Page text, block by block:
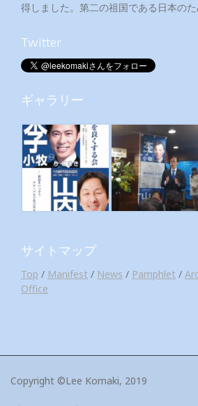
得しました。第二の祖国である日本の
Twitter
ギャラリー
サイトマップ
Top / Manifest / News / Pamphlet /
Office
Copyright ©Lee Komaki, 2019